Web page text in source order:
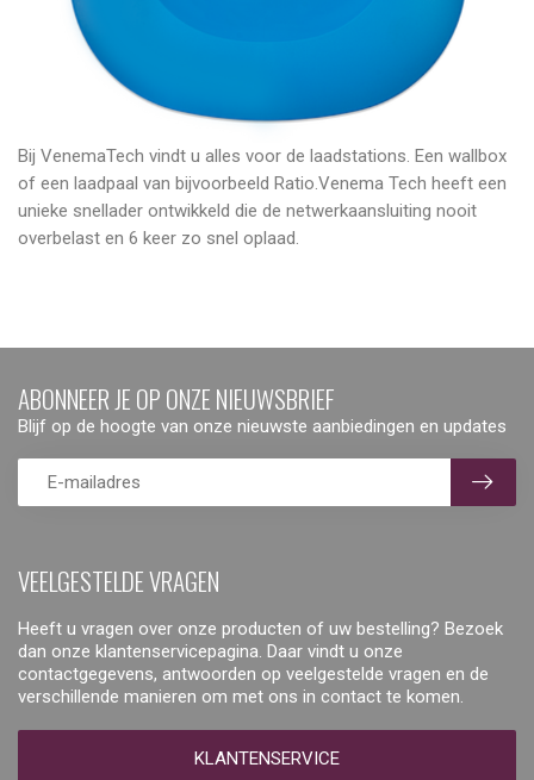
Bij VenemaTech vindt u alles voor de laadstations. Een wallbox
of een laadpaal van bijvoorbeeld Ratio.Venema Tech heeft een
unieke snellader ontwikkeld die de netwerkaansluiting nooit
overbelast en 6 keer zo snel oplaad.
VEELGESTELDE VRAGEN
Heeft u vragen over onze producten of uw bestelling? Bezoek
dan onze klantenservicepagina. Daar vindt u onze
contactgegevens, antwoorden op veelgestelde vragen en de
verschillende manieren om met ons in contact te komen.
KLANTENSERVICE
ABONNEER JE OP ONZE NIEUWSBRIEF
Blijf op de hoogte van onze nieuwste aanbiedingen en updates